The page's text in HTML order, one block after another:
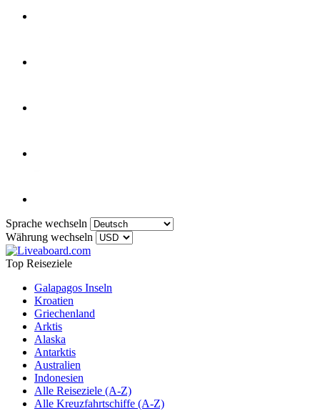
Sprache wechseln
Währung wechseln
Top Reiseziele
Galapagos Inseln
Kroatien
Griechenland
Arktis
Alaska
Antarktis
Australien
Indonesien
Alle Reiseziele (A-Z)
Alle Kreuzfahrtschiffe (A-Z)